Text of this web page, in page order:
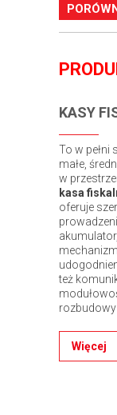
KASY
To w pełni
małe,
w
kasa
oferuje
też
rozbudowy
Więcej